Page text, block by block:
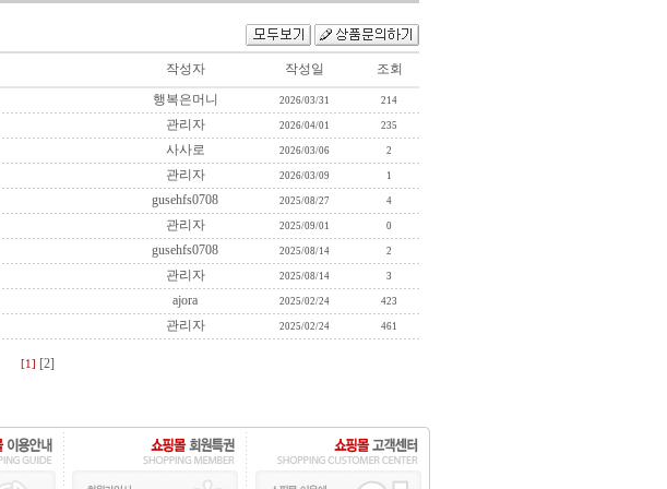
작성자 작성일 조회
행복은머니 2026/03/31 214
관리자 2026/04/01 235
사사로 2026/03/06 2
관리자 2026/03/09 1
gusehfs0708 2025/08/27 4
관리자 2025/09/01 0
gusehfs0708 2025/08/14 2
관리자 2025/08/14 3
ajora 2025/02/24 423
관리자 2025/02/24 461
[1] [2]